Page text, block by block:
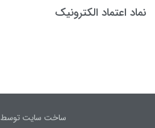
نماد اعتماد الکترونیک
ساخت سایت توسط